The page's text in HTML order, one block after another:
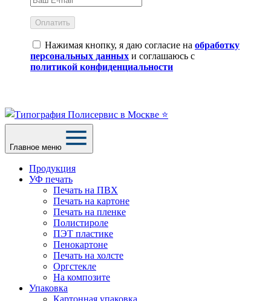
Оплатить
Нажимая кнопку, я даю согласие на обработку
персональных данных и соглашаюсь с
политикой конфиденциальности
Главное меню
Продукция
УФ печать
Печать на ПВХ
Печать на картоне
Печать на пленке
Полистироле
ПЭТ пластике
Пенокартоне
Печать на холсте
Оргстекле
На композите
Упаковка
Картонная упаковка